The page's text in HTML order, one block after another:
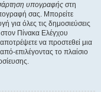
υπογραφής στη
σας. Μπορείτε
για όλες τις δημοσιεύσεις
Πίνακα Ελέγχου
να προστεθεί μια
επιλέγοντας το πλαίσιο